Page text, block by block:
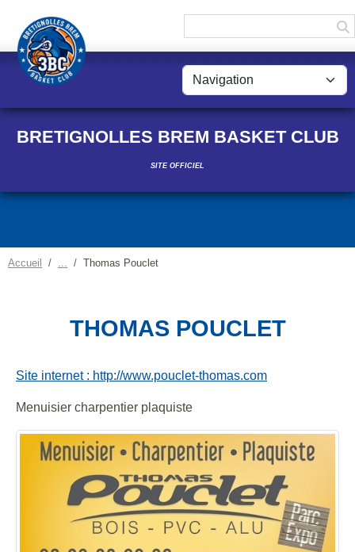
BRETIGNOLLES BREM BASKET CLUB
SITE OFFICIEL
Accueil Thomas Pouclet
THOMAS POUCLET
Site internet : http://www.pouclet-thomas.com
Menuisier charpentier plaquiste